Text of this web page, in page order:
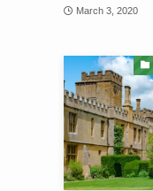
March 3, 2020